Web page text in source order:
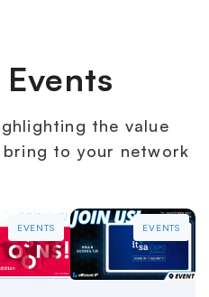
the value
to your network
EVENTS EVENTS